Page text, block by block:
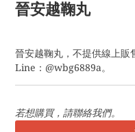
晉安越鞠丸
晉安越鞠丸，不提供線上販
Line：@wbg6889a。
若想購買，請聯絡我們。